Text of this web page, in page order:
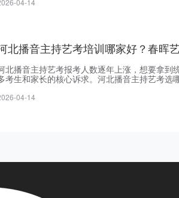
有十几年办学经验的品牌机构，目前有石家庄
04-14
北播音主持艺考培训哪家好？春晖
北播音主持艺考报考人数逐年上涨，想要拿到
考生和家长的核心诉求。河北播音主持艺考选
办学经验很充足，是河北省内拥有十几年办学
04-14